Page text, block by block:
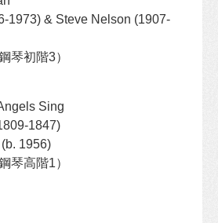
1973) & Steve Nelson (1907-
琴初階3）
Sing
1847)
1956)
鋼琴高階1）